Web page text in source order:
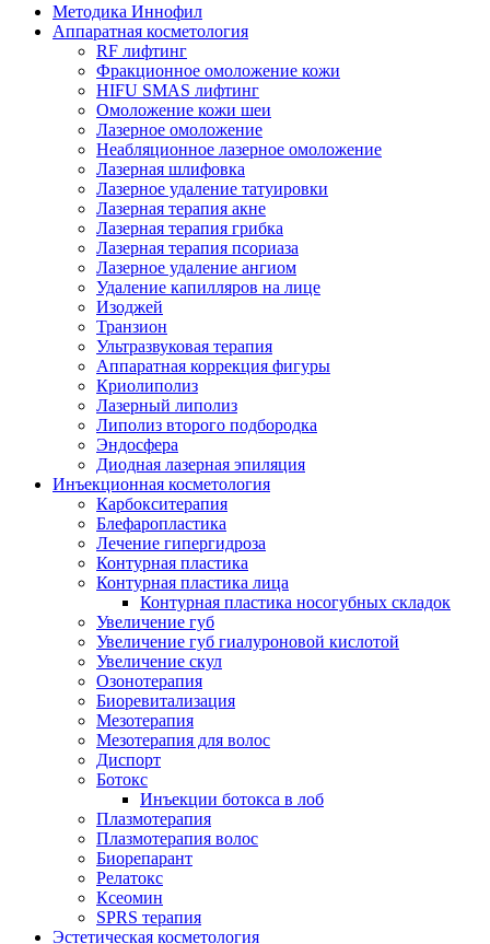
Методика Иннофил
Аппаратная косметология
RF лифтинг
Фракционное омоложение кожи
HIFU SMAS лифтинг
Омоложение кожи шеи
Лазерное омоложение
Неабляционное лазерное омоложение
Лазерная шлифовка
Лазерное удаление татуировки
Лазерная терапия акне
Лазерная терапия грибка
Лазерная терапия псориаза
Лазерное удаление ангиом
Удаление капилляров на лице
Изоджей
Транзион
Ультразвуковая терапия
Аппаратная коррекция фигуры
Криолиполиз
Лазерный липолиз
Липолиз второго подбородка
Эндосфера
Диодная лазерная эпиляция
Инъекционная косметология
Карбокситерапия
Блефаропластика
Лечение гипергидроза
Контурная пластика
Контурная пластика лица
Контурная пластика носогубных складок
Увеличение губ
Увеличение губ гиалуроновой кислотой
Увеличение скул
Озонотерапия
Биоревитализация
Мезотерапия
Мезотерапия для волос
Диспорт
Ботокс
Инъекции ботокса в лоб
Плазмотерапия
Плазмотерапия волос
Биорепарант
Релатокс
Ксеомин
SPRS терапия
Эстетическая косметология